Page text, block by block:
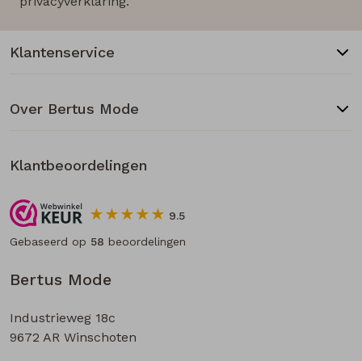
Bertus Mode
Industrieweg 18c
9672 AR Winschoten
Klantenservice
Over Bertus Mode
Klantbeoordelingen
9.5
Gebaseerd op 58 beoordelingen